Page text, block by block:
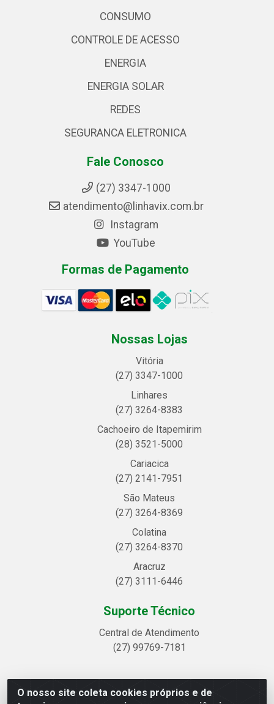
O nosso site coleta cookies próprios e de
CONSUMO
CONTROLE DE ACESSO
ENERGIA
ENERGIA SOLAR
REDES
SEGURANCA ELETRONICA
Fale Conosco
(27) 3347-1000
atendimento@linhavix.com.br
Instagram
YouTube
Formas de Pagamento
Nossas Lojas
Vitória
(27) 3347-1000
Linhares
(27) 3264-8383
Cachoeiro de Itapemirim
(28) 3521-5000
Cariacica
(27) 2141-7951
São Mateus
(27) 3264-8369
Colatina
(27) 3264-8370
Aracruz
(27) 3111-6446
Suporte Técnico
Central de Atendimento
(27) 99769-7181
Linhavix Distribuidora LTDA - Avenida Alegre, 2521 -